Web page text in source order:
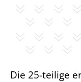
Die 25-teilige